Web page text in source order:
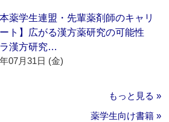
本薬学生連盟・先輩薬剤師のキャリ
ト】広がる漢方薬研究の可能性
漢方研究…
07月31日 (金)
もっと見る »
薬学生向け書籍 »